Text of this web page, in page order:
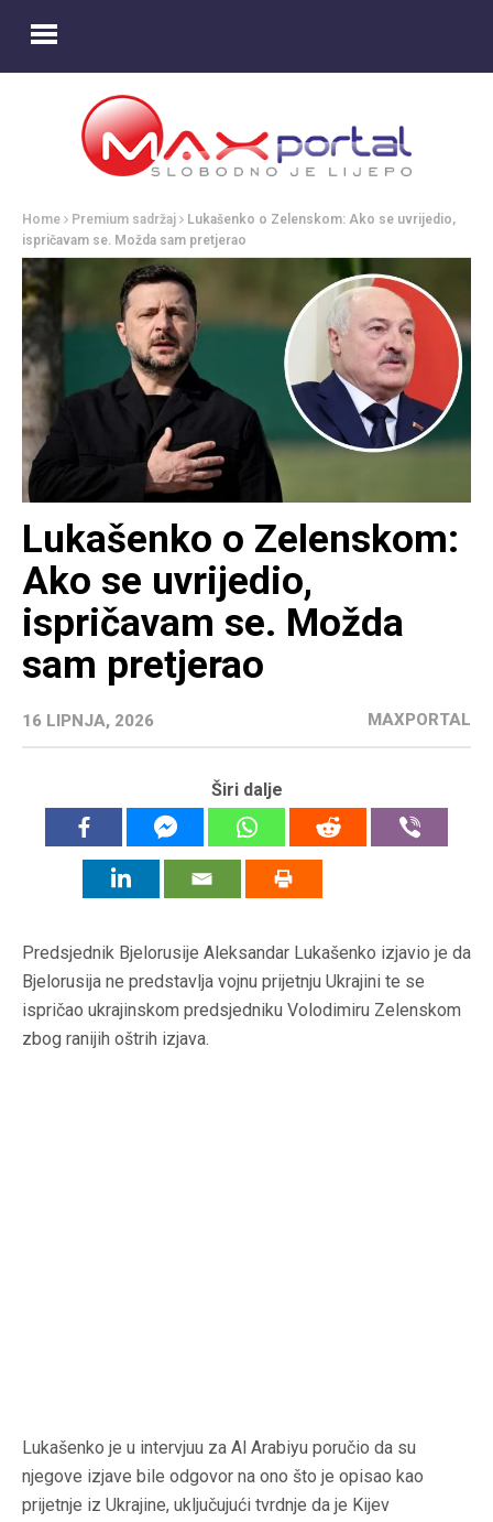
Home Premium sadržaj
Lukašenko o Zelenskom: Ako se uvrijedio,
ispričavam se. Možda sam pretjerao
Lukašenko o Zelenskom:
Ako se uvrijedio,
ispričavam se. Možda
sam pretjerao
16 LIPNJA, 2026 MAXPORTAL
Širi dalje
Predsjednik Bjelorusije Aleksandar Lukašenko izjavio je da
Bjelorusija ne predstavlja vojnu prijetnju Ukrajini te se
ispričao ukrajinskom predsjedniku Volodimiru Zelenskom
zbog ranijih oštrih izjava.
Lukašenko je u intervjuu za Al Arabiyu poručio da su
njegove izjave bile odgovor na ono što je opisao kao
prijetnje iz Ukrajine, uključujući tvrdnje da je Kijev